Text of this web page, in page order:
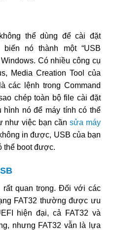
thể dùng để cài đặt
nó thành một “USB
Có nhiều công cụ
Media Creation Tool của
các lệnh trong Command
chép toàn bộ file cài đặt
hình nó để máy tính có thể
như việc bạn cầnsửa máy
in được, USB của bạn
thể boot được.
quan trọng. Đối với các
FAT32 thường được ưu
hiện đại, cả FAT32 và
nhưng FAT32 vẫn là lựa